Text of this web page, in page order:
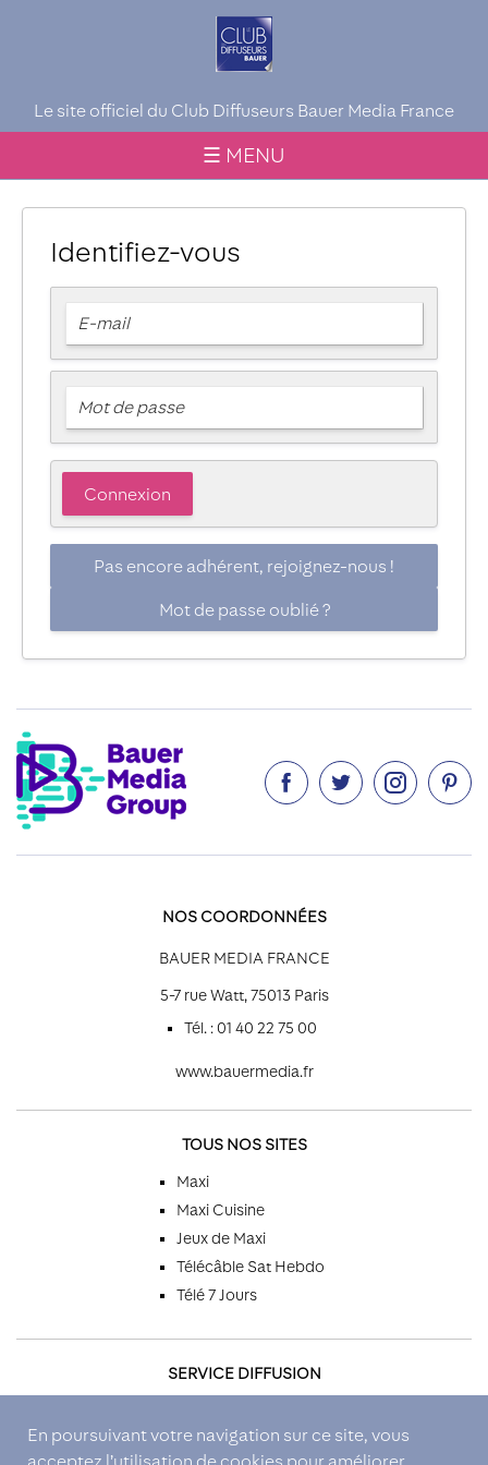
En poursuivant votre navigation sur ce site, vous
Le site officiel du Club Diffuseurs Bauer Media France
☰ MENU
Identifiez-vous
Pas encore adhérent, rejoignez-nous !
Mot de passe oublié ?
   
NOS COORDONNÉES
BAUER MEDIA FRANCE
5-7 rue Watt, 75013 Paris
Tél. : 01 40 22 75 00
www.bauermedia.fr
TOUS NOS SITES
Maxi
Maxi Cuisine
Jeux de Maxi
Télécâble Sat Hebdo
Télé 7 Jours
SERVICE DIFFUSION
Par email